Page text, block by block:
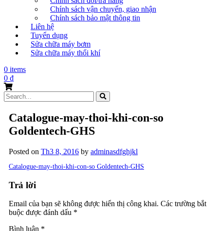
Chính sách vận chuyển, giao nhận
Chính sách bảo mật thông tin
Liên hệ
Tuyển dụng
Sửa chữa máy bơm
Sửa chữa máy thổi khí
0 items
0 ₫
Search
for:
Catalogue-may-thoi-khi-con-so
Goldentech-GHS
Posted on Th3 8, 2016 by adminasdfghjkl
Catalogue-may-thoi-khi-con-so Goldentech-GHS
Trả lời
Email của bạn sẽ không được hiển thị công khai. Các trường bắt
buộc được đánh dấu *
Bình luận *